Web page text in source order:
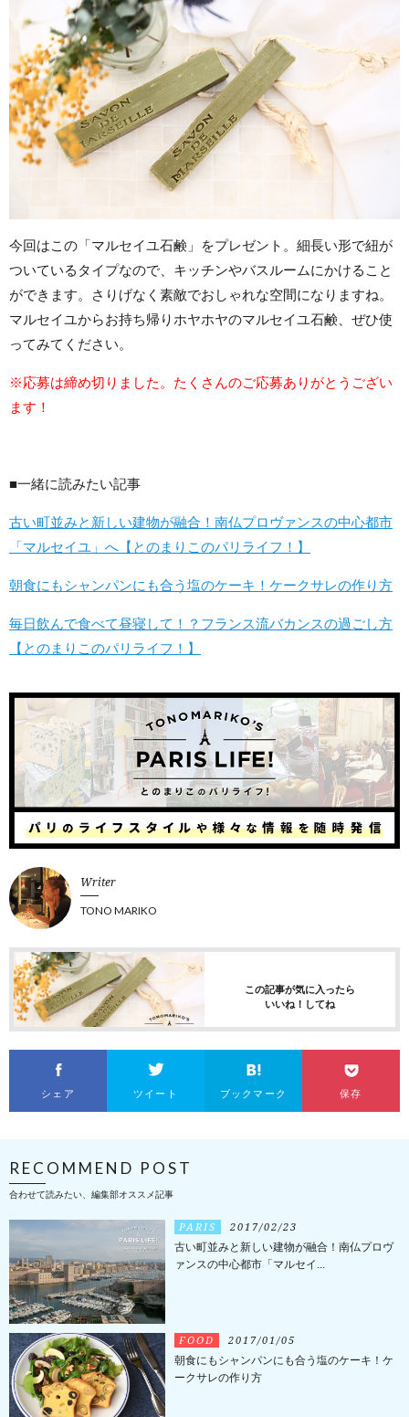
今回はこの「マルセイユ石鹸」をプレゼント。細長い形で紐が
ついているタイプなので、キッチンやバスルームにかけること
ができます。さりげなく素敵でおしゃれな空間になりますね。
マルセイユからお持ち帰りホヤホヤのマルセイユ石鹸、ぜひ使
ってみてください。
※応募は締め切りました。たくさんのご応募ありがとうござい
ます！
■一緒に読みたい記事
古い町並みと新しい建物が融合！南仏プロヴァンスの中心都市
「マルセイユ」へ【とのまりこのパリライフ！】
朝食にもシャンパンにも合う塩のケーキ！ケークサレの作り方
毎日飲んで食べて昼寝して！？フランス流バカンスの過ごし方
【とのまりこのパリライフ！】
Writer
TONO MARIKO
この記事が気に入ったら
いいね！してね
シェア ツイート ブックマーク 保存
RECOMMEND POST
合わせて読みたい、編集部オススメ記事
PARIS 2017/02/23
古い町並みと新しい建物が融合！南仏プロヴ
ァンスの中心都市「マルセイ...
FOOD 2017/01/05
朝食にもシャンパンにも合う塩のケーキ！ケ
ークサレの作り方